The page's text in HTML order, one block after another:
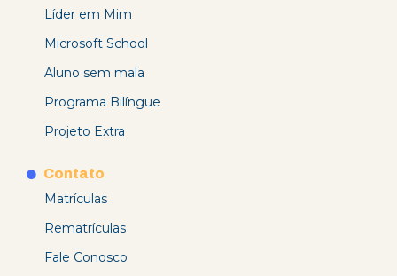
Líder em Mim
Microsoft School
Aluno sem mala
Programa Bilíngue
Projeto Extra
Contato
Matrículas
Rematrículas
Fale Conosco